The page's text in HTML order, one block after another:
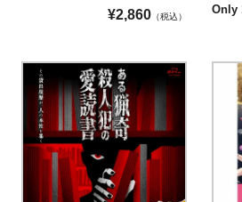
¥2,860 （税込）
Only